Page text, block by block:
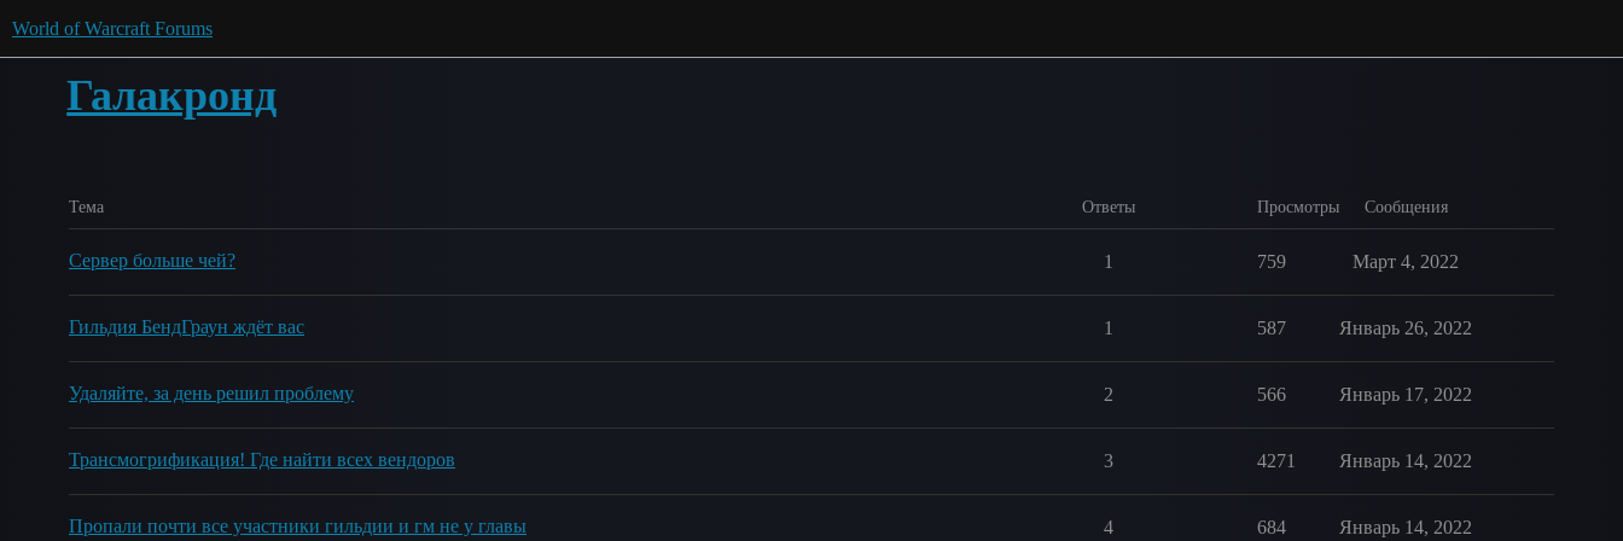
World of Warcraft Forums
Галакронд
Тема Ответы Просмотры Сообщения
Сервер больше чей? 1 759 Март 4, 2022
Гильдия БендГраун ждёт вас 1 587 Январь 26, 2022
Удаляйте, за день решил проблему 2 566 Январь 17, 2022
Трансмогрификация! Где найти всех вендоров 3 4271 Январь 14, 2022
Пропали почти все участники гильдии и гм не у главы 4 684 Январь 14, 2022